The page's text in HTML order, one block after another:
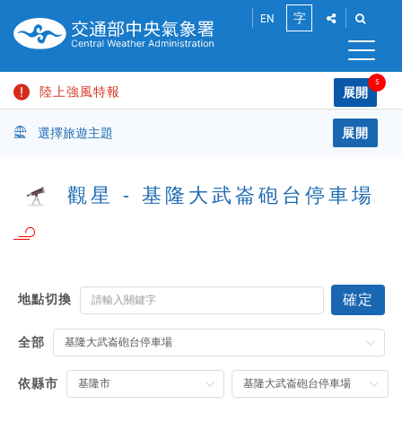
到
要
內
容
區
EN 字
開
「社
群
分
面，
讓
此
頁
社
群
平
將
開
「搜
尋」
功
陸上強風特報
颱風消息
長浪即時訊息
展開
5
輸
選擇旅遊主題 展開
單車 溪流 登山 觀星 機場
主要水庫
親海旅遊 海水浴場 主要港口 休閒漁港
海釣 衝浪 浮潛
觀星 - 基隆大武崙砲台停車場
點
切
地點切換 確定
全部
依縣市